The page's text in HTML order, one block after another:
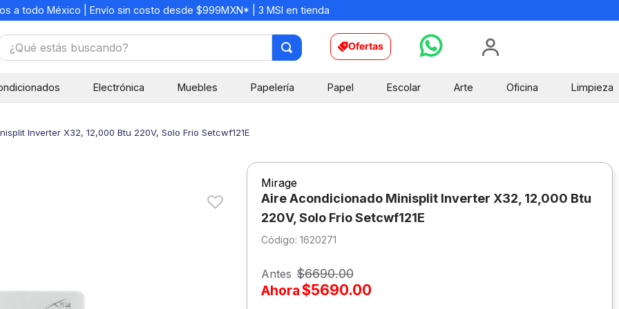
a todo México | Envío sin costo desde $999MXN* | 3 MSI en tienda
estás buscando? Ofertas
Electrónica Muebles Papelería Papel Escolar Arte Oficina Limpieza
Inverter X32, 12,000 Btu 220V, Solo Frio Setcwf121E
Mirage
Aire Acondicionado Minisplit Inverter X32, 12,000 Btu
220V, Solo Frio Setcwf121E
: 1620271
Antes $6690.00
Ahora$5690.00
9.
lapiz